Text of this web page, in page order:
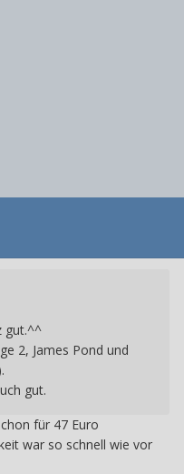
gut.^^
2, James Pond und
gut.
für 47 Euro
war so schnell wie vor